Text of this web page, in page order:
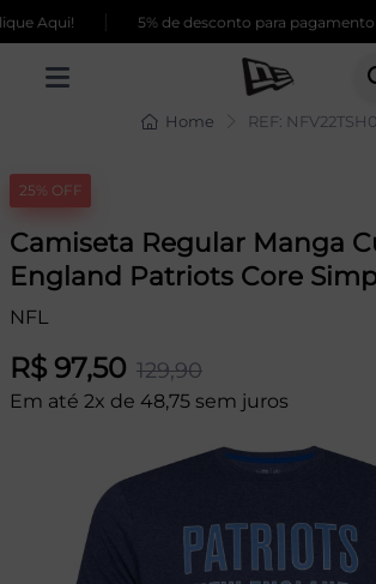
Aqui! 5% de desconto para pagamento
Home REF:
25% OFF
Camiseta Regular Manga
England Patriots Core
NFL
R$ 97,50 129,90
Em até 2x de 48,75 sem juros